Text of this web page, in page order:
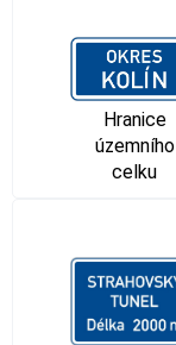
Hranice
územního
celku